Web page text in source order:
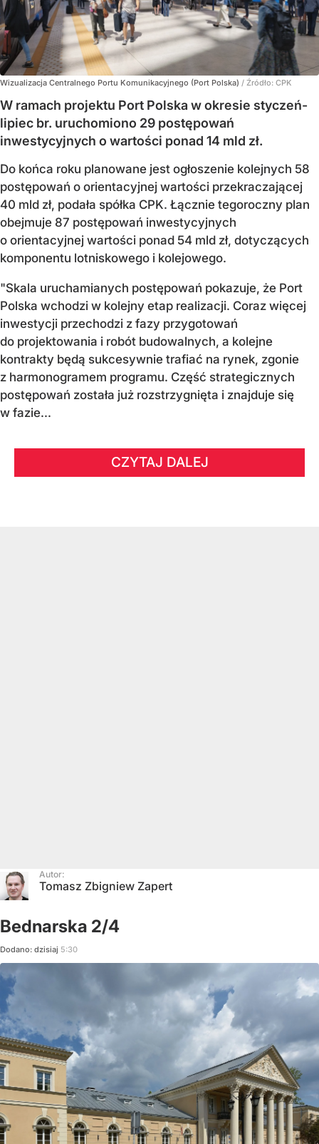
Wizualizacja Centralnego Portu Komunikacyjnego (Port Polska) / Źródło: CPK
W ramach projektu Port Polska w okresie styczeń-
lipiec br. uruchomiono 29 postępowań
inwestycyjnych o wartości ponad 14 mld zł.
Do końca roku planowane jest ogłoszenie kolejnych 58
postępowań o orientacyjnej wartości przekraczającej
40 mld zł, podała spółka CPK. Łącznie tegoroczny plan
obejmuje 87 postępowań inwestycyjnych
o orientacyjnej wartości ponad 54 mld zł, dotyczących
komponentu lotniskowego i kolejowego.
"Skala uruchamianych postępowań pokazuje, że Port
Polska wchodzi w kolejny etap realizacji. Coraz więcej
inwestycji przechodzi z fazy przygotowań
do projektowania i robót budowalnych, a kolejne
kontrakty będą sukcesywnie trafiać na rynek, zgonie
z harmonogramem programu. Część strategicznych
postępowań została już rozstrzygnięta i znajduje się
w fazie...
CZYTAJ DALEJ
Autor:
Tomasz Zbigniew Zapert
Bednarska 2/4
Dodano: dzisiaj 5:30